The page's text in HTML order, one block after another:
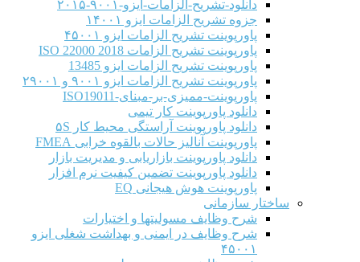
دانلود-تشریح-الزامات-ایزو-۹۰۰۱-۲۰۱۵
جزوه تشریح الزامات ایزو ۱۴۰۰۱
پاورپوینت تشریح الزامات ایزو ۴۵۰۰۱
پاورپوینت تشریح الزامات ISO 22000 2018
پاورپوینت تشریح الزامات ایزو 13485
پاورپوینت تشریح الزامات ایزو ۹۰۰۱ و ۲۹۰۰۱
پاورپوینت-ممیزی-بر-مبنای-ISO19011
دانلود پاورپوینت کار تیمی
دانلود پاورپوینت آراستگی محیط کار ۵S
پاورپوینت آنالیز حالات بالقوه خرابی FMEA
دانلود پاورپوینت بازاریابی و مدیریت بازار
دانلود پاورپوینت تضمین کیفیت نرم افزار
پاورپوینت هوش هیجانی EQ
ساختار سازمانی
شرح وظايف مسوليتها و اختيارات
شرح وظایف در ایمنی و بهداشت شغلی ایزو
۴۵۰۰۱